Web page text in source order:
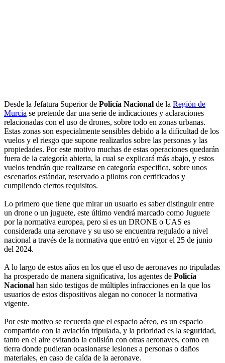
Desde la Jefatura Superior de Policía Nacional de la Región de
Murcia se pretende dar una serie de indicaciones y aclaraciones
relacionadas con el uso de drones, sobre todo en zonas urbanas.
Estas zonas son especialmente sensibles debido a la dificultad de los
vuelos y el riesgo que supone realizarlos sobre las personas y las
propiedades. Por este motivo muchas de estas operaciones quedarán
fuera de la categoría abierta, la cual se explicará más abajo, y estos
vuelos tendrán que realizarse en categoría especifica, sobre unos
escenarios estándar, reservado a pilotos con certificados y
cumpliendo ciertos requisitos.
Lo primero que tiene que mirar un usuario es saber distinguir entre
un drone o un juguete, este último vendrá marcado como Juguete
por la normativa europea, pero si es un DRONE o UAS es
considerada una aeronave y su uso se encuentra regulado a nivel
nacional a través de la normativa que entró en vigor el 25 de junio
del 2024.
A lo largo de estos años en los que el uso de aeronaves no tripuladas
ha prosperado de manera significativa, los agentes de Policía
Nacional han sido testigos de múltiples infracciones en la que los
usuarios de estos dispositivos alegan no conocer la normativa
vigente.
Por este motivo se recuerda que el espacio aéreo, es un espacio
compartido con la aviación tripulada, y la prioridad es la seguridad,
tanto en el aire evitando la colisión con otras aeronaves, como en
tierra donde pudieran ocasionarse lesiones a personas o daños
materiales, en caso de caída de la aeronave.